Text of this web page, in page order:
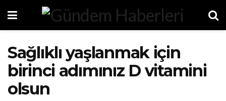
Sağlıklı yaşlanmak için
birinci adımınız D vitamini
olsun